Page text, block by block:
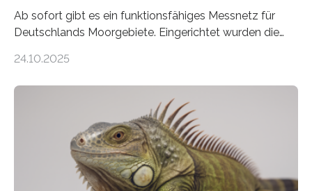
Ab sofort gibt es ein funktionsfähiges Messnetz für
Deutschlands Moorgebiete. Eingerichtet wurden die
vergangenen fünf Jahren von Wissenschaftlerinnen
heutigen Donnerstag übergeben sie ihren Bericht zur
Aufbauphase an den Auftraggeber, das
Bundesministerium für Landwirtschaft, Ernährung und
Heimat. Braunschweig/Eberswalde (23. Oktober 2025).
Ein Netz aus 155 Messstationen spannt sich neuerdings
über Deutschlands Moorböden. Eingerichtet wurden sie
24.10.2025